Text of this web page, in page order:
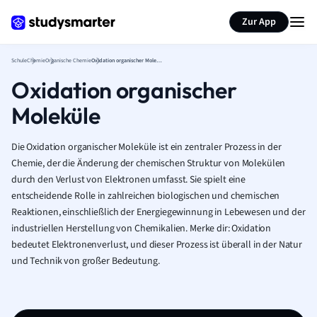
Zur App
SchuleChemieOrganische Chemie Oxidation organischer Moleküle
Oxidation organischer
Moleküle
Die Oxidation organischer Moleküle ist ein zentraler Prozess in der
Chemie, der die Änderung der chemischen Struktur von Molekülen
durch den Verlust von Elektronen umfasst. Sie spielt eine
entscheidende Rolle in zahlreichen biologischen und chemischen
Reaktionen, einschließlich der Energiegewinnung in Lebewesen und der
industriellen Herstellung von Chemikalien. Merke dir: Oxidation
bedeutet Elektronenverlust, und dieser Prozess ist überall in der Natur
und Technik von großer Bedeutung.
Seite zusammenfassen